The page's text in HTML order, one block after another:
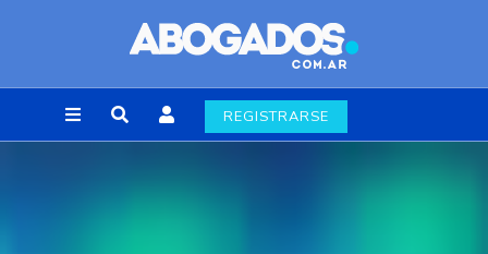
REGISTRARSE